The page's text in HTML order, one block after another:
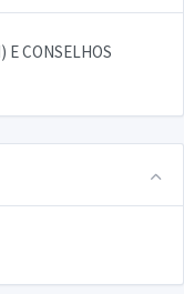
E CONSELHOS